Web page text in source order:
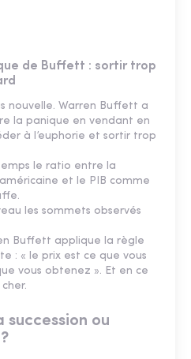
de Buffett : sortir trop
nouvelle. Warren Buffett a
la panique en vendant en
à l’euphorie et sortir trop
le ratio entre la
et le PIB comme
les sommets observés
Buffett applique la règle
: « le prix est ce que vous
vous obtenez ». Et en ce
ou